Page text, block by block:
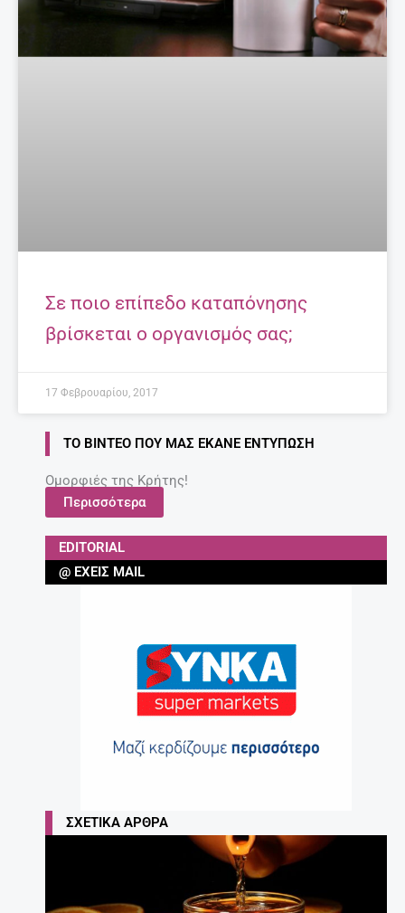
Σε ποιο επίπεδο καταπόνησης
βρίσκεται ο οργανισμός σας;
17 Φεβρουαρίου, 2017
ΤΟ ΒΊΝΤΕΟ ΠΟΥ ΜΑΣ ΈΚΑΝΕ ΕΝΤΎΠΩΣΗ
Ομορφιές της Κρήτης!
Περισσότερα
EDITORIAL
@ ΈΧΕΙΣ MAIL
ΣΧΕΤΙΚΆ ΆΡΘΡΑ